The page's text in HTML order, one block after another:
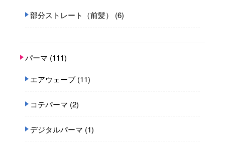
部分ストレート（前髪） (6)
パーマ (111)
エアウェーブ (11)
コテパーマ (2)
デジタルパーマ (1)